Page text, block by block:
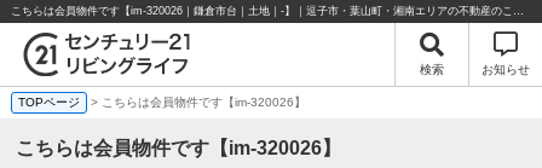
こちらは会員物件です【im-320026｜鎌倉市台｜土地｜-】｜逗子市・葉山町・湘南エリアの不動産のことならセンチュリー21リビングライフにお任せください！
検索 お知らせ
TOPページ > こちらは会員物件です【im-320026】
こちらは会員物件です【im-320026】